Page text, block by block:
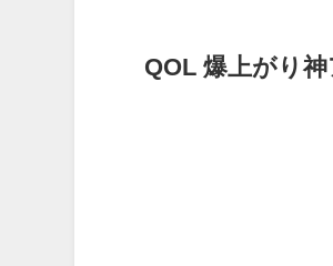
QOL 爆上がり